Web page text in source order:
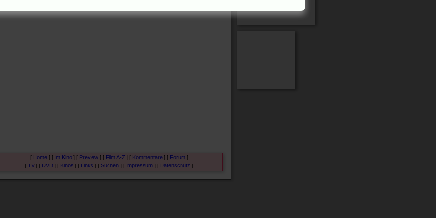
[ Home] [ Im Kino] [ Preview] [ Film A-Z ] [ Kommentare] [ Forum]
[ TV ] [ DVD ] [ Kinos ] [ Links ] [ Suchen ] [ Impressum ] [ Datenschutz ]